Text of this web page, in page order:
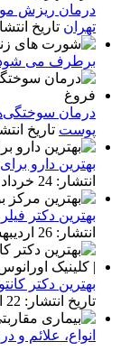
درمان ریزش مو
تهران تاریخ انتشار: 31 تیر
برطرف می
درمان
پوست تاریخ انتشار: 31
بهترین دارو
انتشار: 24 خرداد 1405
بهترین دکتر
انتشار: 26 اردیبهشت 1405
بهترین دکتر
تاریخ انتشار: 22 اردیبهشت 1405
انواع، علائم و